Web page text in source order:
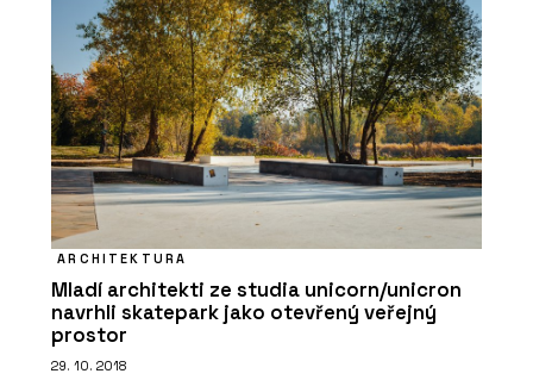
PRODUKTY
Tvrzený Kámen Noble Concrete Grey -
TechniStone
ARCHITEKTURA
Mladí architekti ze studia unicorn/unicron
navrhli skatepark jako otevřený veřejný
prostor
29. 10. 2018